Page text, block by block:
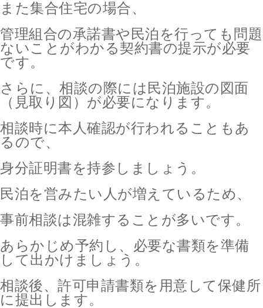
また集合住宅の場合、
管理組合の承諾書や民泊を行っても問題
ないことがわかる契約書の提示が必要
です。
さらに、相談の際には民泊施設の図面
（見取り図）が必要になります。
相談時に本人確認が行われることもあ
るので、
身分証明書を持参しましょう。
民泊を営みたい人が増えているため、
事前相談は混雑することが多いです。
あらかじめ予約し、必要な書類を準備
して出かけましょう。
相談後、許可申請書類を用意して保健所
に提出します。